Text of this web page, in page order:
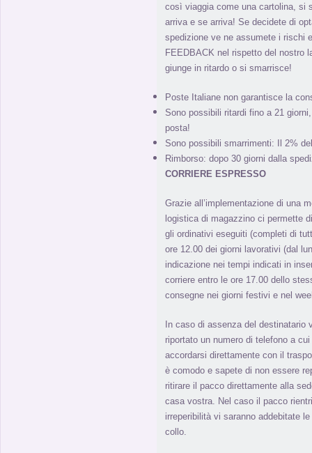
così viaggia come una cartolina, si
arriva e se arriva! Se decidete di
spedizione ve ne assumete i rischi
FEEDBACK nel rispetto del nostro
giunge in ritardo o si smarrisce!
Poste Italiane non garantisce la
Sono possibili ritardi fino a 21
posta!
Sono possibili smarrimenti: Il 2%
Rimborso: dopo 30 giorni dalla
CORRIERE ESPRESSO
Grazie all’implementazione di una
logistica di magazzino ci permette
gli ordinativi eseguiti (completi di
ore 12.00 dei giorni lavorativi (dal
indicazione nei tempi indicati in
corriere entro le ore 17.00 dello
consegne nei giorni festivi e nel
In caso di assenza del
riportato un numero di telefono a
accordarsi direttamente con il
è comodo e sapete di non essere
ritirare il pacco direttamente alla
casa vostra. Nel caso il pacco
irreperibilità vi saranno addebitate
collo.